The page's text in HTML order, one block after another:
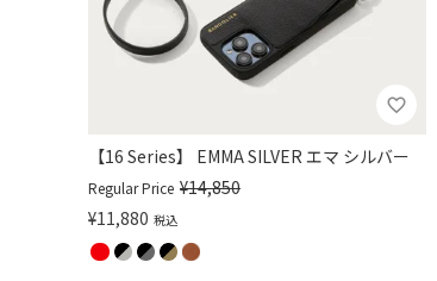
【16 Series】 EMMA SILVER エマ シルバー
Regular Price ¥14,850
¥11,880 税込